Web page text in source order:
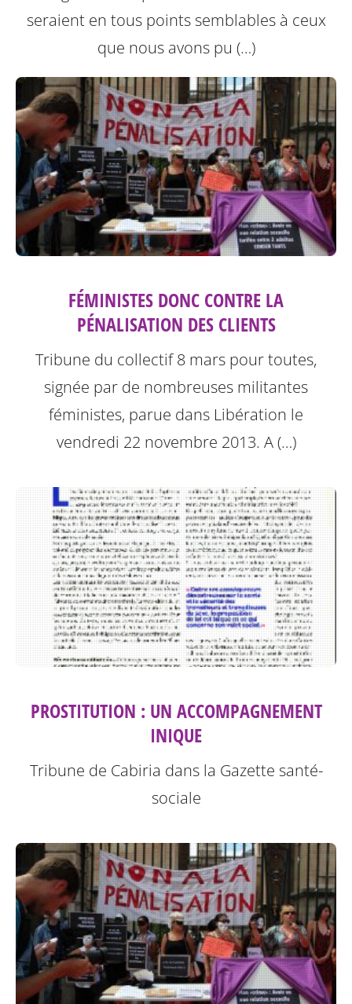
seraient en tous points semblables à ceux
que nous avons pu (…)
FÉMINISTES DONC CONTRE LA
PÉNALISATION DES CLIENTS
Tribune du collectif 8 mars pour toutes,
signée par de nombreuses militantes
féministes, parue dans Libération le
vendredi 22 novembre 2013. A (…)
PROSTITUTION : UN ACCOMPAGNEMENT
INIQUE
Tribune de Cabiria dans la Gazette santé-
sociale